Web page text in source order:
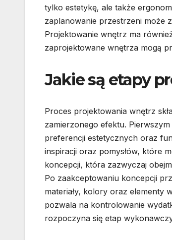
tylko estetykę, ale także
zaplanowanie przestrzeni może
Projektowanie wnętrz ma
zaprojektowane wnętrza mogą
Jakie są etapy
Proces projektowania wnętrz
zamierzonego efektu.
preferencji estetycznych oraz
inspiracji oraz pomysłów, które
koncepcji, która zazwyczaj
Po zaakceptowaniu koncepcji
materiały, kolory oraz elementy
pozwala na kontrolowanie
rozpoczyna się etap